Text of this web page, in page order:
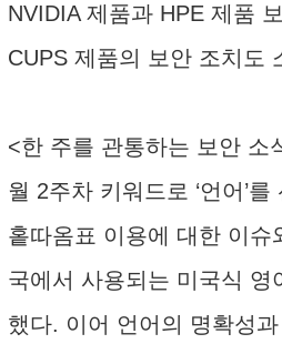
NVIDIA 제품과 HPE 제품
CUPS 제품의 보안 조치도
<한 주를 관통하는 보안 소
월 2주차 키워드로 ‘언어’
홑따옴표 이용에 대한 이슈
국에서 사용되는 미국식 영
했다. 이어 언어의 명확성